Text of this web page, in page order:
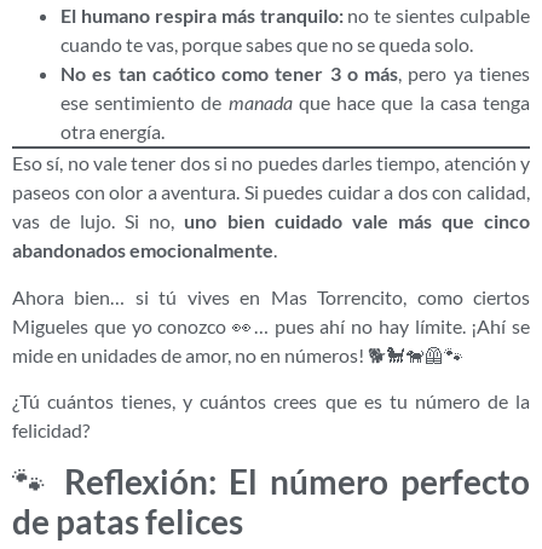
El humano respira más tranquilo:no te sientes culpable
cuando te vas, porque sabes que no se queda solo.
No es tan caótico como tener 3 o más, pero ya tienes
ese sentimiento de manadaque hace que la casa tenga
otra energía.
Eso sí, no vale tener dos si no puedes darles tiempo, atención y
paseos con olor a aventura. Si puedes cuidar a dos con calidad,
vas de lujo. Si no, uno bien cuidado vale más que cinco
abandonados emocionalmente.
Ahora bien… si tú vives en Mas Torrencito, como ciertos
Migueles que yo conozco 👀… pues ahí no hay límite. ¡Ahí se
mide en unidades de amor, no en números! 🐕🐩🐕‍🦺🐾
¿Tú cuántos tienes, y cuántos crees que es tu número de la
felicidad?
🐾 Reflexión: El número perfecto
de patas felices